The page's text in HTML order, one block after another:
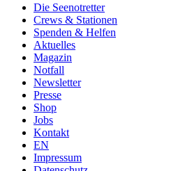
Die Seenotretter
Crews & Stationen
Spenden & Helfen
Aktuelles
Magazin
Notfall
Newsletter
Presse
Shop
Jobs
Kontakt
EN
Impressum